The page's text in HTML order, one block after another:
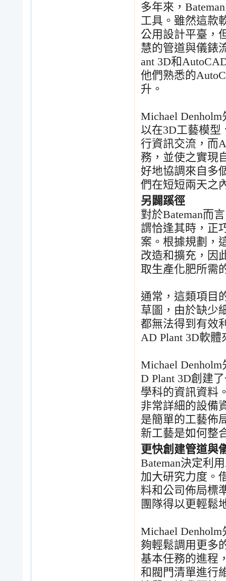
多年來， Bateman
工具。雖然這款
公用設計平臺，
慧的管道與儀錶
ant 3D和
他們熟悉的
升。
Michael Denholm
以在3D工藝模型
行資訊交流，而
務，並使之實現
好地協調來自多
們在短短兩天之
另闢蹊徑
對於Bateman而
謂恰逢其時，正
案。根據規劃，
改造和擴充，因
取生產化肥所需
通常，這類項目
草圖，由於缺少
都無法得到有效
AD Plant 3D軟體
Michael Denholm
D Plant 3D創建
學科的資訊資料
非常詳細的設備
是簡單的工藝佈
新工藝是如何整
更快創建管道與
Bateman決定利用
加大研究力度。
料和公司佈局標
團隊得以更輕鬆
Michael Denholm
夠輕鬆調用更多
基本任務的進程
和閥門清單進行